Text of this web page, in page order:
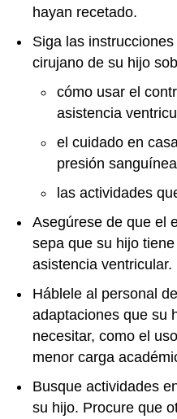
hayan recetado.
Siga las
cirujano de su hijo
cómo usar el
asistencia
el cuidado en
presión
las actividades
Asegúrese de que el
sepa que su hijo
asistencia ventricular.
Háblele al personal
adaptaciones que su
necesitar, como el
menor carga
Busque actividades
su hijo. Procure que